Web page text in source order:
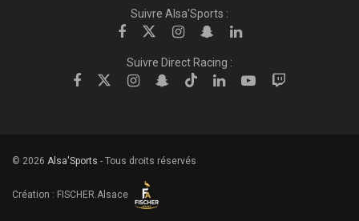
Suivre Alsa'Sports :
Suivre Direct Racing :
© 2026 Alsa'Sports - Tous droits réservés
Création : FISCHER.Alsace